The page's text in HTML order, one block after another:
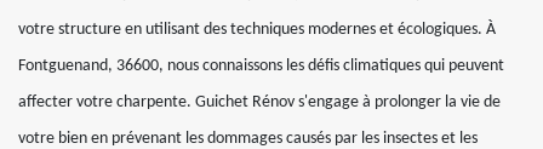
votre structure en utilisant des techniques modernes et écologiques. À
Fontguenand, 36600, nous connaissons les défis climatiques qui peuvent
affecter votre charpente. Guichet Rénov s'engage à prolonger la vie de
votre bien en prévenant les dommages causés par les insectes et les